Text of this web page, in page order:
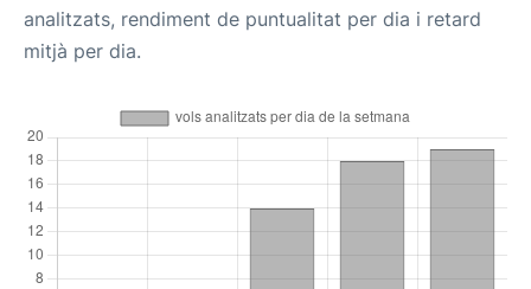
analitzats, rendiment de puntualitat per dia i retard
mitjà per dia.